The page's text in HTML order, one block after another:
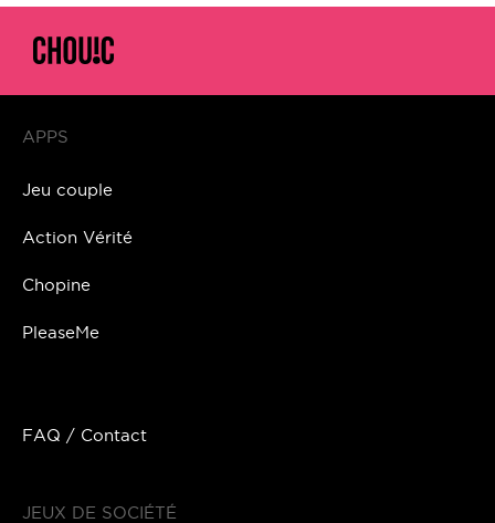
APPS
Jeu couple
Action Vérité
Chopine
PleaseMe
FAQ / Contact
JEUX DE SOCIÉTÉ